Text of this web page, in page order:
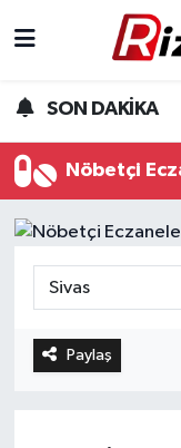
SON DAKİKA
Nöbetçi
Paylaş
Gündem
Yurttan
Teknoloji
Sağlık
Rize Hava
Rize Trafik
Tüm
Son Dakika